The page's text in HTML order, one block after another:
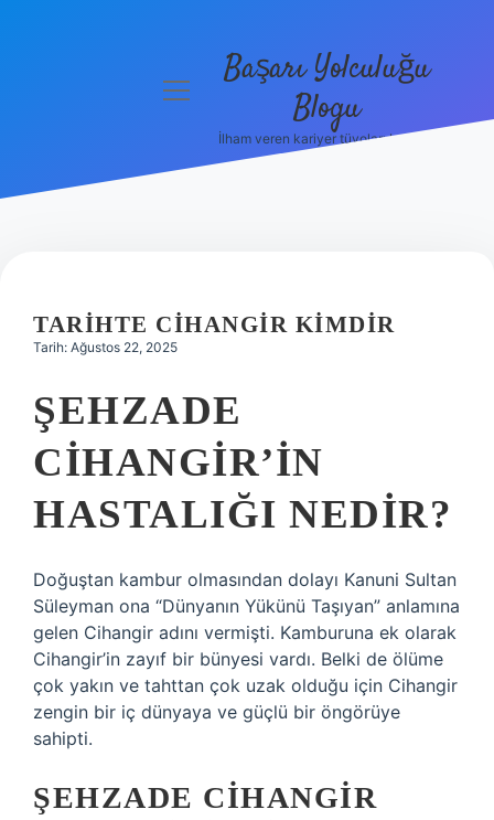
Hakkımızda
menüyüBaşarı Yolculuğu
Blogu
İlham veren kariyer tüyoları burada!
TARIHTE CIHANGIR KIMDIR
Tarih: Ağustos 22, 2025
ŞEHZADE
CIHANGIR’IN
HASTALIĞI NEDIR?
Doğuştan kambur olmasından dolayı Kanuni Sultan
Süleyman ona “Dünyanın Yükünü Taşıyan” anlamına
gelen Cihangir adını vermişti. Kamburuna ek olarak
Cihangir’in zayıf bir bünyesi vardı. Belki de ölüme
çok yakın ve tahttan çok uzak olduğu için Cihangir
zengin bir iç dünyaya ve güçlü bir öngörüye
sahipti.
ŞEHZADE CIHANGIR